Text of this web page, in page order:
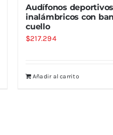
Audífonos deportivos
inalámbricos con
cuello
$217.294
Añadir al carrito